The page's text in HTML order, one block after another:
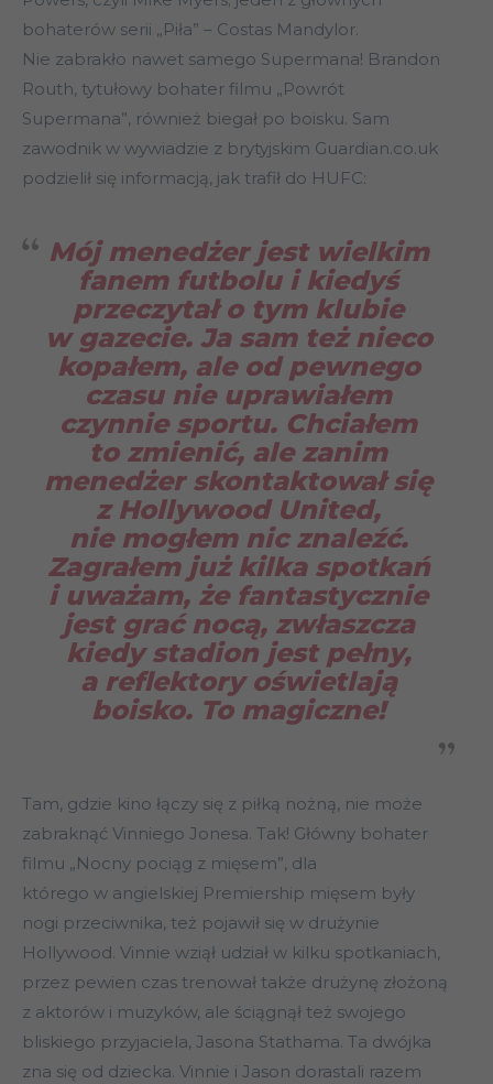
bohaterów serii „Piła” – Costas Mandylor.
Nie zabrakło nawet samego Supermana! Brandon
Routh, tytułowy bohater filmu „Powrót
Supermana”, również biegał po boisku. Sam
zawodnik w wywiadzie z brytyjskim Guardian.co.uk
podzielił się informacją, jak trafił do HUFC:
Mój menedżer jest wielkim
fanem futbolu i kiedyś
przeczytał o tym klubie
w gazecie. Ja sam też nieco
kopałem, ale od pewnego
czasu nie uprawiałem
czynnie sportu. Chciałem
to zmienić, ale zanim
menedżer skontaktował się
z Hollywood United,
nie mogłem nic znaleźć.
Zagrałem już kilka spotkań
i uważam, że fantastycznie
jest grać nocą, zwłaszcza
kiedy stadion jest pełny,
a reflektory oświetlają
boisko. To magiczne!
Tam, gdzie kino łączy się z piłką nożną, nie może
zabraknąć Vinniego Jonesa. Tak! Główny bohater
filmu „Nocny pociąg z mięsem”, dla
którego w angielskiej Premiership mięsem były
nogi przeciwnika, też pojawił się w drużynie
Hollywood. Vinnie wziął udział w kilku spotkaniach,
przez pewien czas trenował także drużynę złożoną
z aktorów i muzyków, ale ściągnął też swojego
bliskiego przyjaciela, Jasona Stathama. Ta dwójka
zna się od dziecka. Vinnie i Jason dorastali razem